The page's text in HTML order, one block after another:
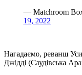
— Matchroom
19, 2022
Нагадаємо, реванш
Джідді (Саудівська